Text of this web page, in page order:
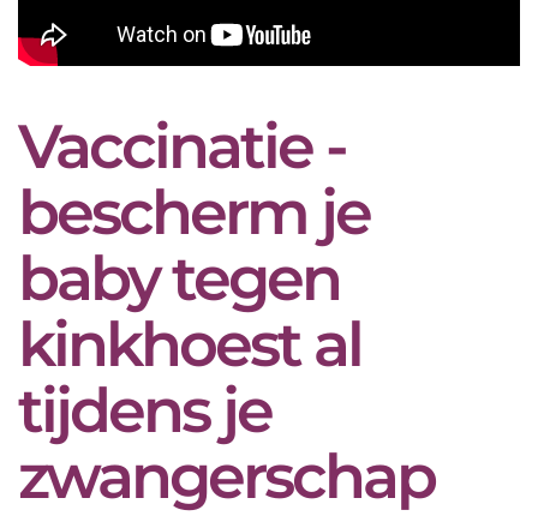
Vaccinatie -
bescherm je
baby tegen
kinkhoest al
tijdens je
zwangerschap